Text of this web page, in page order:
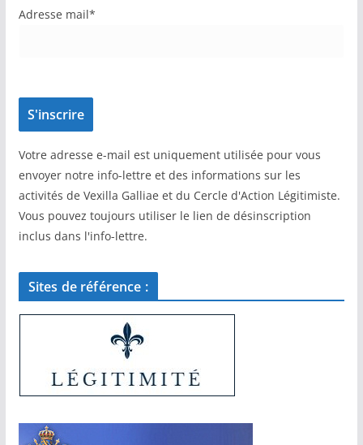
Adresse mail*
Votre adresse e-mail est uniquement utilisée pour vous
envoyer notre info-lettre et des informations sur les
activités de Vexilla Galliae et du Cercle d'Action Légitimiste.
Vous pouvez toujours utiliser le lien de désinscription
inclus dans l'info-lettre.
Sites de référence :